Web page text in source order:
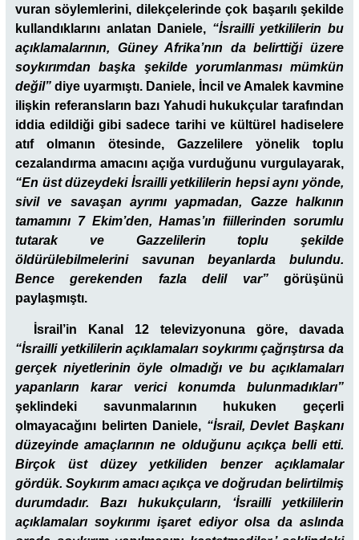
vuran söylemlerini, dilekçelerinde çok başarılı şekilde
kullandıklarını anlatan Daniele, “İsrailli yetkililerin bu
açıklamalarının, Güney Afrika’nın da belirttiği üzere
soykırımdan başka şekilde yorumlanması mümkün
değil” diye uyarmıştı. Daniele, İncil ve Amalek kavmine
ilişkin referansların bazı Yahudi hukukçular tarafından
iddia edildiği gibi sadece tarihi ve kültürel hadiselere
atıf olmanın ötesinde, Gazzelilere yönelik toplu
cezalandırma amacını açığa vurduğunu vurgulayarak,
“En üst düzeydeki İsrailli yetkililerin hepsi aynı yönde,
sivil ve savaşan ayrımı yapmadan, Gazze halkının
tamamını 7 Ekim’den, Hamas’ın fiillerinden sorumlu
tutarak ve Gazzelilerin toplu şekilde
öldürülebilmelerini savunan beyanlarda bulundu.
Bence gerekenden fazla delil var”görüşünü
paylaşmıştı.
İsrail’in Kanal 12 televizyonuna göre, davada
“İsrailli yetkililerin açıklamaları soykırımı çağrıştırsa da
gerçek niyetlerinin öyle olmadığı ve bu açıklamaları
yapanların karar verici konumda bulunmadıkları”
şeklindeki savunmalarının hukuken geçerli
olmayacağını belirten Daniele, “İsrail, Devlet Başkanı
düzeyinde amaçlarının ne olduğunu açıkça belli etti.
Birçok üst düzey yetkiliden benzer açıklamalar
gördük. Soykırım amacı açıkça ve doğrudan belirtilmiş
durumdadır.
Bazı hukukçuların, ‘İsrailli yetkililerin
açıklamaları soykırımı işaret ediyor olsa da aslında